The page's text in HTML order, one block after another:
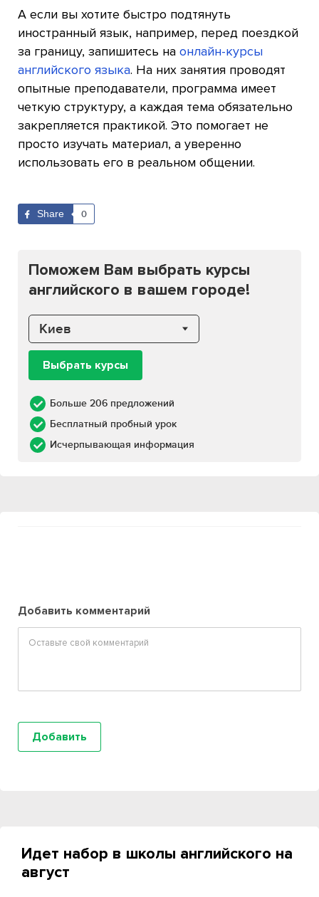
А если вы хотите быстро подтянуть
иностранный язык, например, перед поездкой
за границу, запишитесь на онлайн-курсы
английского языка. На них занятия проводят
опытные преподаватели, программа имеет
четкую структуру, а каждая тема обязательно
закрепляется практикой. Это помогает не
просто изучать материал, а уверенно
использовать его в реальном общении.
Share 0
Поможем Вам выбрать курсы
английского в вашем городе!
Киев
Выбрать курсы
Больше 206 предложений
Бесплатный пробный урок
Исчерпывающая информация
Добавить комментарий
Идет набор в школы английского на
август